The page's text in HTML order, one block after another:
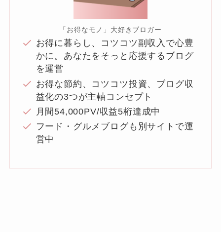
「お得なモノ」大好きブロガー
お得に暮らし、コツコツ副収入で心豊
かに。あなたをそっと応援するブログ
を運営
お得な節約、コツコツ投資、ブログ収
益化の3つが主軸コンセプト
月間54,000PV/収益5桁達成中
フード・グルメブログも別サイトで運
営中